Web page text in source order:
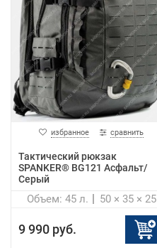
избранное сравнить
Тактический рюкзак
SPANKER® BG121 Асфальт/
Серый
50 × 35 × 25
Объем: 45 л.
9 990 руб.